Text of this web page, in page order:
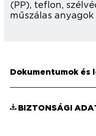
(PP), teflon,
műszálas
Dokumentumok és
BIZTONSÁGI